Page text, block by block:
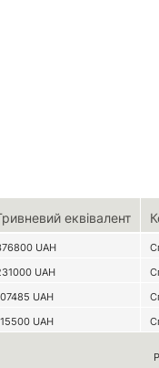
еквівалент
UAH
UAH
UAH
UAH